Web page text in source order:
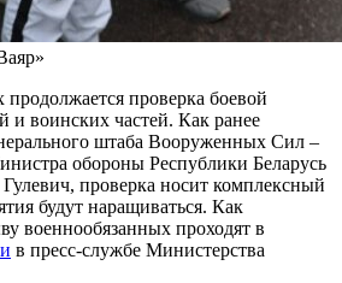
проверка боевой
и воинских частей. Как ранее
штаба Вооруженных Сил –
обороны Республики Беларусь
проверка носит комплексный
будут наращиваться. Как
военнообязанных проходят в
в пресс-службе Министерства